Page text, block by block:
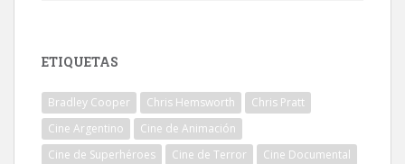
ETIQUETAS
Bradley Cooper Chris Hemsworth
Chris Pratt
Cine Argentino
Cine de Animación
Cine de Superhéroes
Cine de Terror
Cine Documental